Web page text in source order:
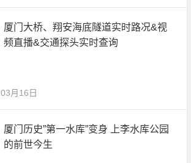
厦门大桥、翔安海底隧道实时路况&视
频直播&交通探头实时查询
03月16日
厦门历史”第一水库”变身 上李水库公园
的前世今生